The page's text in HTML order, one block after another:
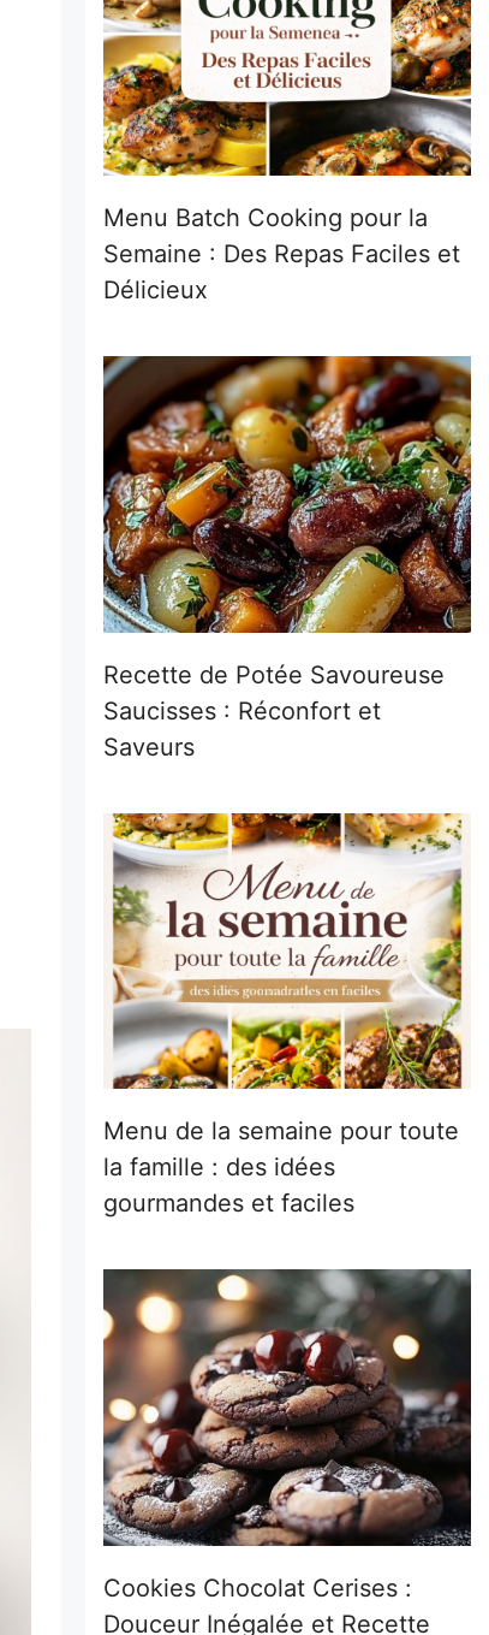
Menu Batch Cooking pour la
Semaine : Des Repas Faciles et
Délicieux
Recette de Potée Savoureuse
Saucisses : Réconfort et
Saveurs
Menu de la semaine pour toute
la famille : des idées
gourmandes et faciles
Cookies Chocolat Cerises :
Douceur Inégalée et Recette